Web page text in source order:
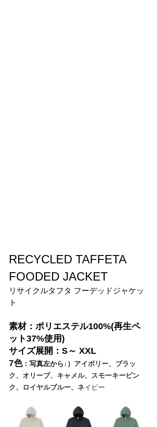
RECYCLED TAFFETA
FOODED JACKET
リサイクルタフタ フーデッドジャケッ
ト
素材： ポリエステル100%(再生ペ
ット37%使用)
サイズ展開： S～ XXL
7色 ：写真左から↓） アイボリー、ブラッ
ク、オリーブ、キャメル、スモーキーピン
ク、ロイヤルブルー、ネイビー